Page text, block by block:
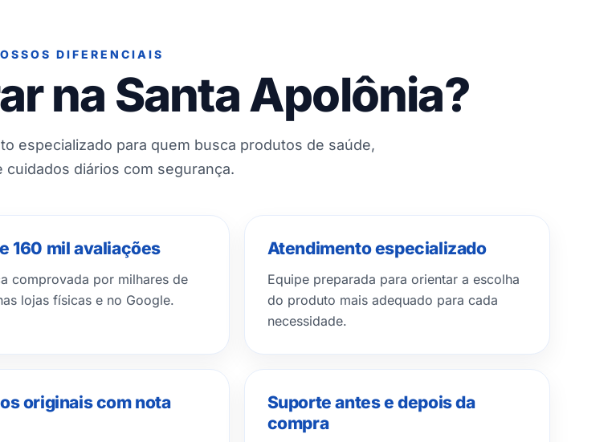
DIFERENCIAIS
na Santa Apolônia?
especializado para quem busca produtos de saúde,
cuidados diários com segurança.
160 mil avaliações
comprovada por milhares de
lojas físicas e no Google.
Atendimento especializado
Equipe preparada para orientar a escolha
do produto mais adequado para cada
necessidade.
originais com nota
Suporte antes e depois da
compra